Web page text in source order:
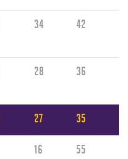
34 42
28 36
27 35
16 55